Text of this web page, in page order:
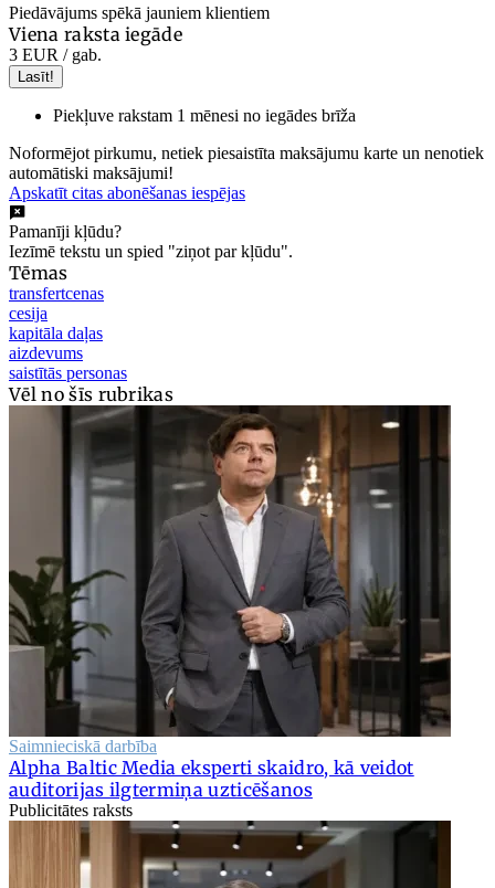
Piedāvājums spēkā jauniem klientiem
Viena raksta iegāde
3 EUR / gab.
Lasīt!
Piekļuve rakstam 1 mēnesi no iegādes brīža
Noformējot pirkumu, netiek piesaistīta maksājumu karte un nenotiek
automātiski maksājumi!
Apskatīt citas abonēšanas iespējas
Pamanīji kļūdu?
Iezīmē tekstu un spied "ziņot par kļūdu".
Tēmas
transfertcenas
cesija
kapitāla daļas
aizdevums
saistītās personas
Vēl no šīs rubrikas
Saimnieciskā darbība
Alpha Baltic Media eksperti skaidro, kā veidot
auditorijas ilgtermiņa uzticēšanos
Publicitātes raksts